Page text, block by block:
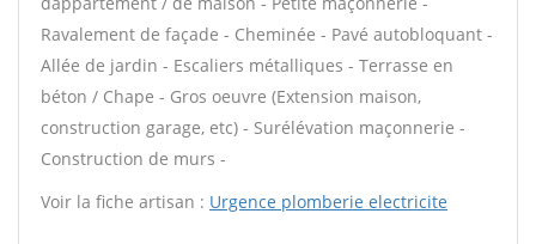
Ravalement de façade - Cheminée - Pavé autobloquant -
Allée de jardin - Escaliers métalliques - Terrasse en
béton / Chape - Gros oeuvre (Extension maison,
construction garage, etc) - Surélévation maçonnerie -
Construction de murs -
Voir la fiche artisan : Urgence plomberie electricite